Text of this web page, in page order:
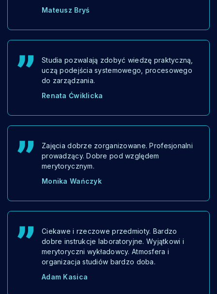
Mateusz Bryś
Studia pozwalają zdobyć wiedzę praktyczną,
uczą podejścia systemowego, procesowego
do zarządzania.
Renata Ćwiklicka
Zajęcia dobrze zorganizowane. Profesjonalni
prowadzący. Dobre pod względem
merytorycznym.
Monika Wańczyk
Ciekawe i rzeczowe przedmioty. Bardzo
dobre instrukcje laboratoryjne. Wyjątkowi i
merytoryczni wykładowcy. Atmosfera i
organizacja studiów bardzo doba.
Adam Kasica